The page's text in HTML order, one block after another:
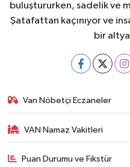
buluştururken, sadelik ve
Şatafattan kaçınıyor ve
bir
Van Nöbetçi Eczaneler
VAN Namaz Vakitleri
Puan Durumu ve Fikstür